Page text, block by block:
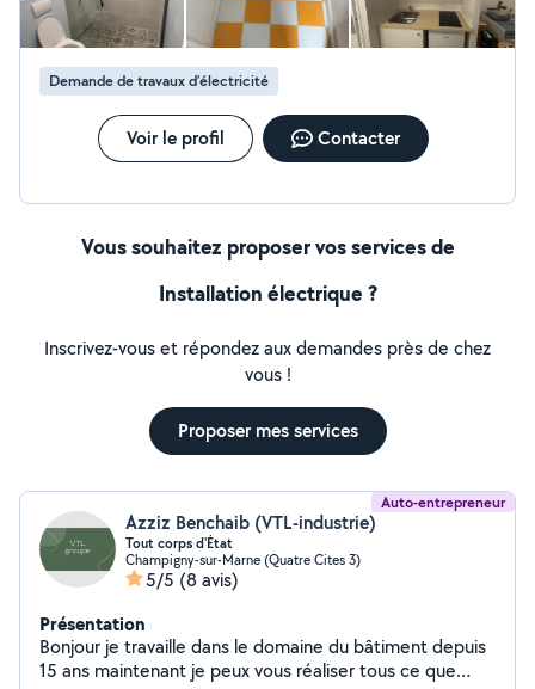
Demande de travaux d’électricité
Voir le profil Contacter
Vous souhaitez proposer vos services de
Installation électrique ?
Inscrivez-vous et répondez aux demandes près de chez
vous !
Proposer mes services
Auto-entrepreneur
Azziz Benchaib (VTL-industrie)
Tout corps d'État
Champigny-sur-Marne (Quatre Cites 3)
5/5 (8 avis)
Présentation
Bonjour je travaille dans le domaine du bâtiment depuis
15 ans maintenant je peux vous réaliser tous ce que